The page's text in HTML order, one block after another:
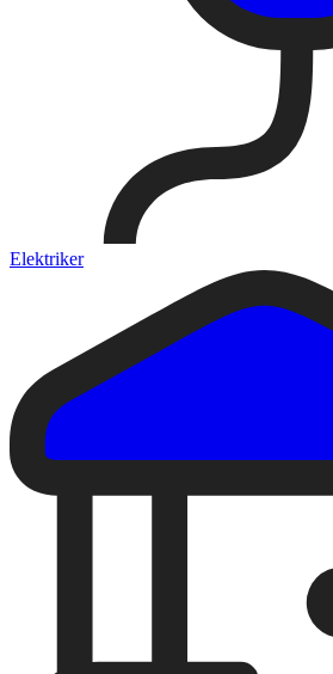
Elektriker